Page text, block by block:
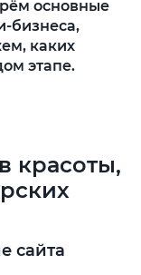
основные
бизнеса,
каких
этапе.
красоты,
сайта
Ingate